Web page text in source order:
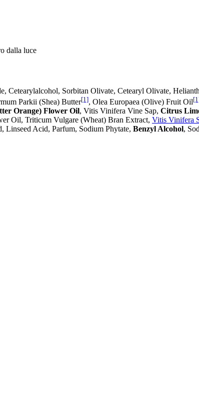
dalla luce
Cetearylalcohol, Sorbitan Olivate, Cetearyl Olivate,
Parkii (Shea) Butter[1], Olea Europaea (Olive) Fruit Oil
Orange) Flower Oil, Vitis Vinifera Vine Sap, Citrus
Oil, Triticum Vulgare (Wheat) Bran Extract, Vitis Vinifera
Acid, Parfum, Sodium Phytate, Benzyl Alcohol,